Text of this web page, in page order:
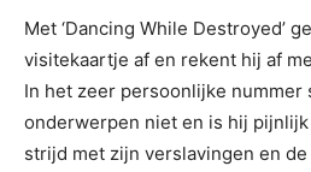
Met ‘Dancing While Destroyed’
visitekaartje af en rekent hij af
In het zeer persoonlijke
onderwerpen niet en is hij
strijd met zijn verslavingen en